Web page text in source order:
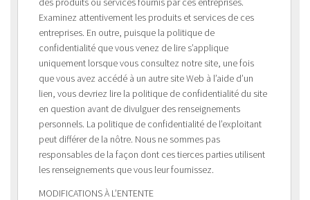
Examinez attentivement les produits et services de ces
entreprises. En outre, puisque la politique de
confidentialité que vous venez de lire s’applique
uniquement lorsque vous consultez notre site, une fois
que vous avez accédé à un autre site Web à l’aide d’un
lien, vous devriez lire la politique de confidentialité du site
en question avant de divulguer des renseignements
personnels. La politique de confidentialité de l’exploitant
peut différer de la nôtre. Nous ne sommes pas
responsables de la façon dont ces tierces parties utilisent
les renseignements que vous leur fournissez.
MODIFICATIONS À L’ENTENTE